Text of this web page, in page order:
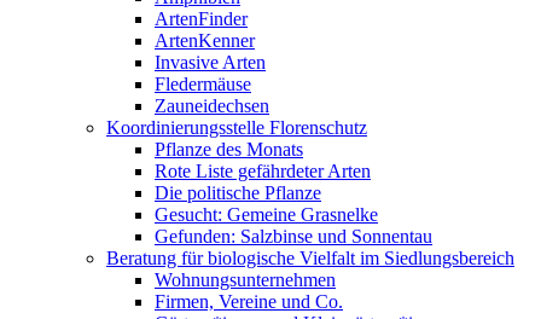
ArtenFinder
ArtenKenner
Invasive Arten
Fledermäuse
Zauneidechsen
Koordinierungsstelle Florenschutz
Pflanze des Monats
Rote Liste gefährdeter Arten
Die politische Pflanze
Gesucht: Gemeine Grasnelke
Gefunden: Salzbinse und Sonnentau
Beratung für biologische Vielfalt im Siedlungsbereich
Wohnungsunternehmen
Firmen, Vereine und Co.